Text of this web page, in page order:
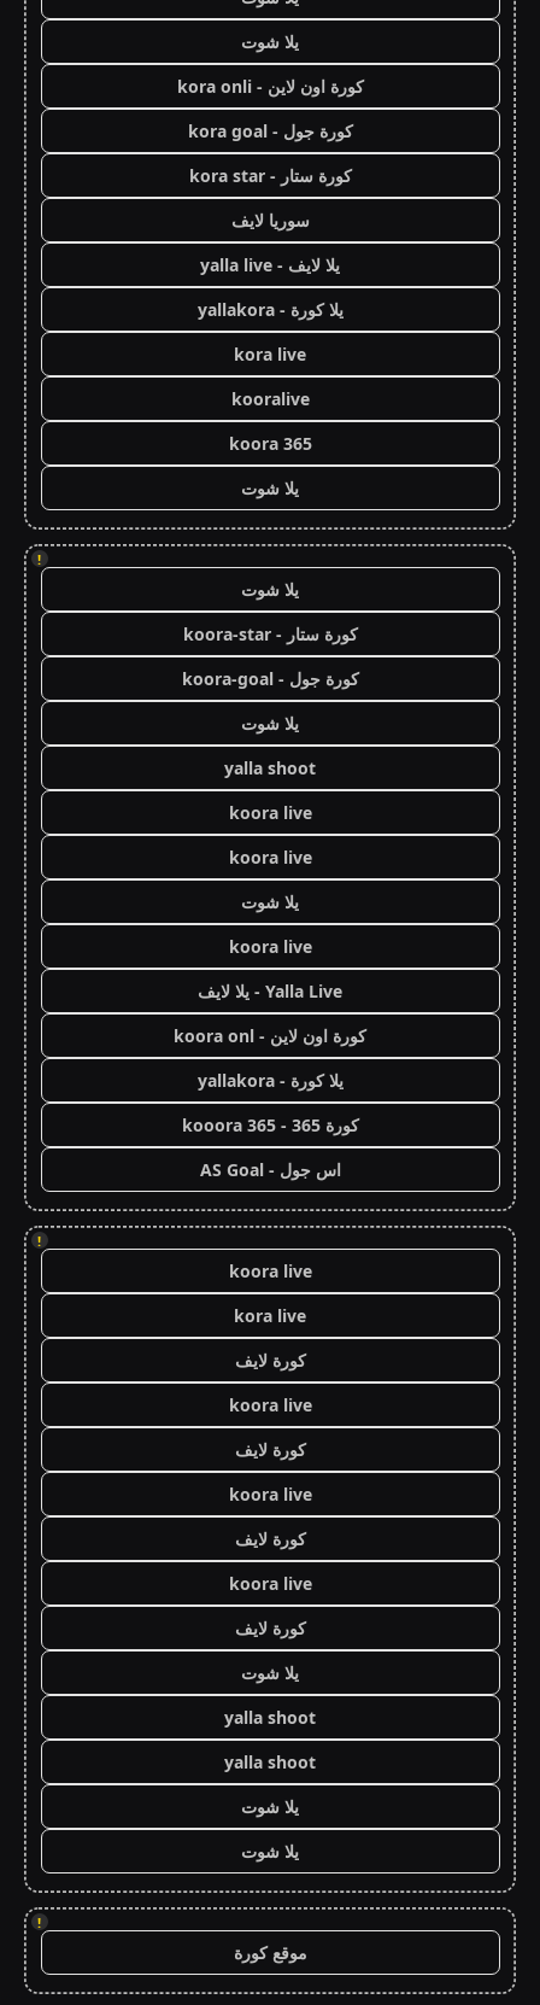
يلا شوت
كورة اون لاين - kora onli
كورة جول - kora goal
كورة ستار - kora star
سوريا لايف
يلا لايف - yalla live
يلا كورة - yallakora
kora live
kooralive
koora 365
يلا شوت
!
يلا شوت
كورة ستار - koora-star
كورة جول - koora-goal
يلا شوت
yalla shoot
koora live
koora live
يلا شوت
koora live
Yalla Live - يلا لايف
كورة اون لاين - koora onl
يلا كورة - yallakora
كورة 365 - kooora 365
اس جول - AS Goal
!
koora live
kora live
كورة لايف
koora live
كورة لايف
koora live
كورة لايف
koora live
كورة لايف
يلا شوت
yalla shoot
yalla shoot
يلا شوت
يلا شوت
!
موقع كورة